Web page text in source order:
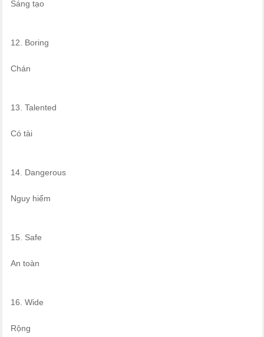
Sáng tạo
12. Boring
Chán
13. Talented
Có tài
14. Dangerous
Nguy hiểm
15. Safe
An toàn
16. Wide
Rộng